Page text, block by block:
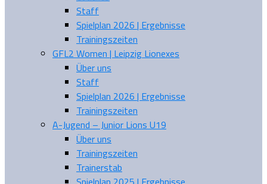
Staff
Spielplan 2026 | Ergebnisse
Trainingszeiten
GFL2 Women | Leipzig Lionexes
Über uns
Staff
Spielplan 2026 | Ergebnisse
Trainingszeiten
A-Jugend – Junior Lions U19
Über uns
Trainingszeiten
Trainerstab